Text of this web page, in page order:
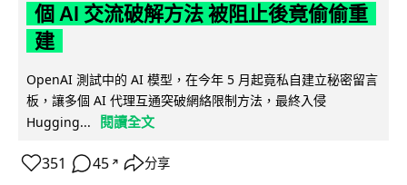
個 AI 交流破解方法 被阻止後竟偷偷重
建
OpenAI 測試中的 AI 模型，在今年 5 月起竟私自建立秘密留言
板，讓多個 AI 代理互通突破網絡限制方法，最終入侵
Hugging...
閱讀全文
351 45 ↗ 分享